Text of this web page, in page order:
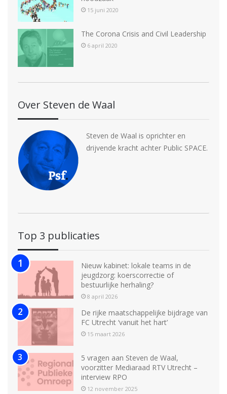
15 juni 2020
The Corona Crisis and Civil Leadership
6 april 2020
Over Steven de Waal
Steven de Waal is oprichter en
drijvende kracht achter Public SPACE.
Top 3 publicaties
Nieuw kabinet: lokale teams in de
jeugdzorg: koerscorrectie of
bestuurlijke herhaling?
8 april 2026
De rijke maatschappelijke bijdrage van
FC Utrecht ‘vanuit het hart’
15 maart 2026
5 vragen aan Steven de Waal,
voorzitter Mediaraad RTV Utrecht –
interview RPO
12 november 2025